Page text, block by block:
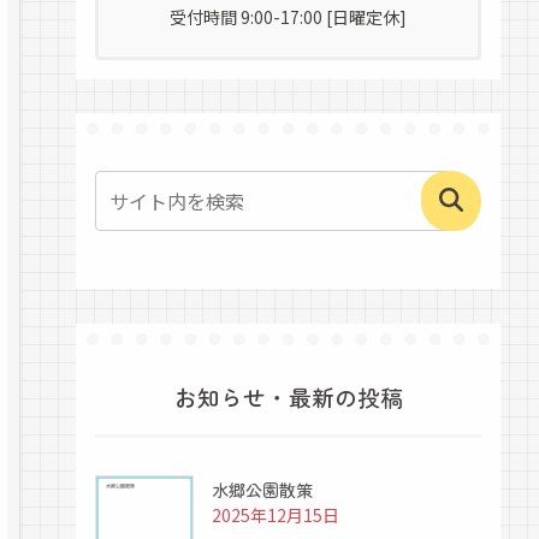
受付時間 9:00-17:00 [日曜定休]
お知らせ・最新の投稿
水郷公園散策
2025年12月15日